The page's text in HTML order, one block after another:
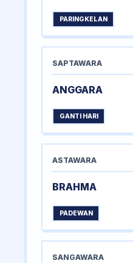
PARINGKELAN
SAPTAWARA
ANGGARA
GANTI HARI
ASTAWARA
BRAHMA
PADEWAN
SANGAWARA